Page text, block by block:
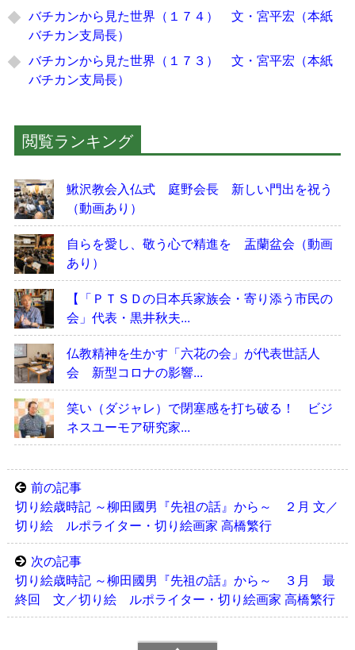
バチカンから見た世界（１７４） 文・宮平宏（本紙
バチカン支局長）
バチカンから見た世界（１７３） 文・宮平宏（本紙
バチカン支局長）
閲覧ランキング
鰍沢教会入仏式 庭野会長 新しい門出を祝う
（動画あり）
自らを愛し、敬う心で精進を 盂蘭盆会（動画
あり）
【「ＰＴＳＤの日本兵家族会・寄り添う市民の
会」代表・黒井秋夫...
仏教精神を生かす「六花の会」が代表世話人
会 新型コロナの影響...
笑い（ダジャレ）で閉塞感を打ち破る！ ビジ
ネスユーモア研究家...
前の記事
切り絵歳時記 ～柳田國男『先祖の話』から～ ２月 文／
切り絵 ルポライター・切り絵画家 高橋繁行
次の記事
切り絵歳時記 ～柳田國男『先祖の話』から～ ３月 最
終回 文／切り絵 ルポライター・切り絵画家 高橋繁行